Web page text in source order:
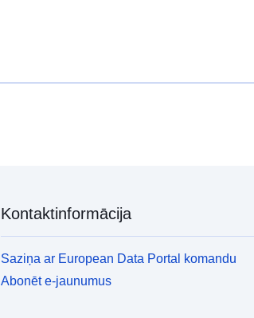
Kontaktinformācija
Saziņa ar European Data Portal komandu
Abonēt e-jaunumus